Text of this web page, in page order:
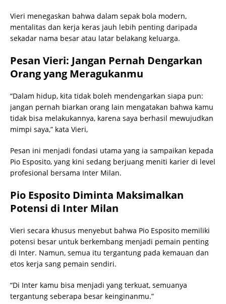
Vieri menegaskan bahwa dalam sepak bola modern,
mentalitas dan kerja keras jauh lebih penting daripada
sekadar nama besar atau latar belakang keluarga.
Pesan Vieri: Jangan Pernah Dengarkan
Orang yang Meragukanmu
“Dalam hidup, kita tidak boleh mendengarkan siapa pun:
jangan pernah biarkan orang lain mengatakan bahwa kamu
tidak bisa melakukannya, karena saya berhasil mewujudkan
mimpi saya,” kata Vieri,
Pesan ini menjadi fondasi utama yang ia sampaikan kepada
Pio Esposito, yang kini sedang berjuang meniti karier di level
profesional bersama Inter Milan.
Pio Esposito Diminta Maksimalkan
Potensi di Inter Milan
Vieri secara khusus menyebut bahwa Pio Esposito memiliki
potensi besar untuk berkembang menjadi pemain penting
di Inter. Namun, semua itu tergantung pada kemauan dan
etos kerja sang pemain sendiri.
“Di Inter kamu bisa menjadi yang terkuat, semuanya
tergantung seberapa besar keinginanmu.”